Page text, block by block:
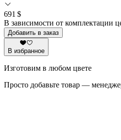
691 $
В зависимости от комплектации
Добавить в заказ
В избранное
Изготовим в любом цвете
Просто добавьте товар —